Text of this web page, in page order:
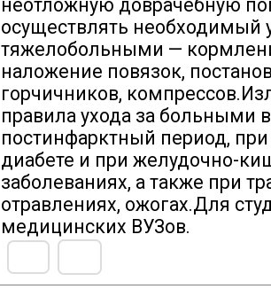
неотложную доврачебную
осуществлять необходимый
тяжелобольными —
наложение повязок,
горчичников,
правила ухода за больными в
постинфарктный период,
диабете и при желудочно-
заболеваниях, а также при
отравлениях, ожогах.Для
медицинских ВУЗов.